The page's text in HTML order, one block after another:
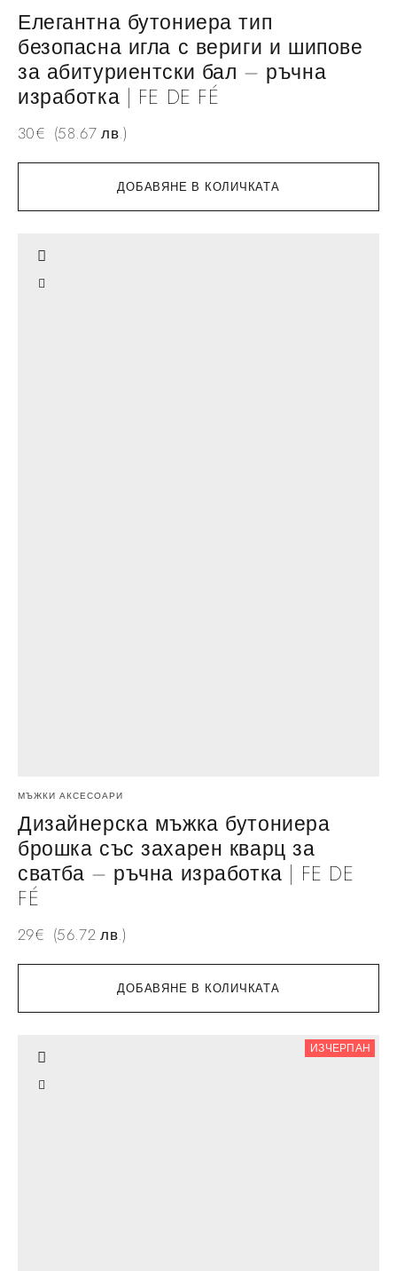
ДОБАВЯНЕ В КОЛИЧКАТА
Елегантна бутониера тип
безопасна игла с вериги и шипове
за абитуриентски бал – ръчна
изработка | FE DE FÉ
30€ (58.67 лв.)
ДОБАВЯНЕ В КОЛИЧКАТА
МЪЖКИ АКСЕСОАРИ
Дизайнерска мъжка бутониера
брошка със захарен кварц за
сватба – ръчна изработка | FE DE
FÉ
29€ (56.72 лв.)
ИЗЧЕРПАН